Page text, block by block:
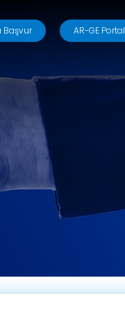
Başvur AR-GE Portal